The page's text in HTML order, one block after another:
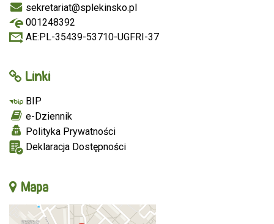
sekretariat@splekinsko.pl
001248392
AE:PL-35439-53710-UGFRI-37
Linki
BIP
e-Dziennik
Polityka Prywatności
Deklaracja Dostępności
Mapa